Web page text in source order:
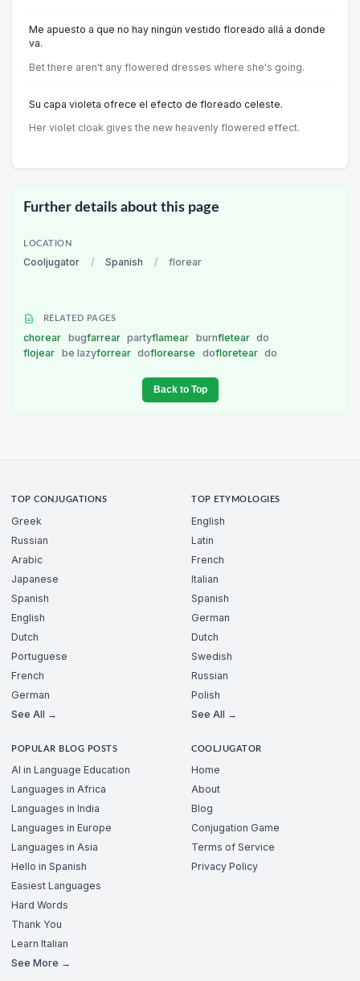
Me apuesto a que no hay ningún vestido floreado allá a donde
va.
Bet there aren't any flowered dresses where she's going.
Su capa violeta ofrece el efecto de floreado celeste.
Her violet cloak gives the new heavenly flowered effect.
Further details about this page
LOCATION
Cooljugator / Spanish / florear
RELATED PAGES
chorear bugfarrear partyflamear burnfletear do
flojear be lazyforrear doflorearse dofloretear do
Back to Top
TOP CONJUGATIONS
Greek
Russian
Arabic
Japanese
Spanish
English
Dutch
Portuguese
French
German
See All →
TOP ETYMOLOGIES
English
Latin
French
Italian
Spanish
German
Dutch
Swedish
Russian
Polish
See All →
POPULAR BLOG POSTS
AI in Language Education
Languages in Africa
Languages in India
Languages in Europe
Languages in Asia
Hello in Spanish
Easiest Languages
Hard Words
Thank You
Learn Italian
See More →
COOLJUGATOR
Home
About
Blog
Conjugation Game
Terms of Service
Privacy Policy